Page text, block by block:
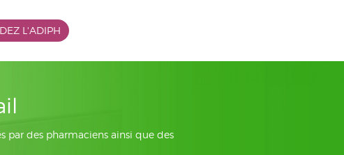
L'ADIPH
par des pharmaciens ainsi que des